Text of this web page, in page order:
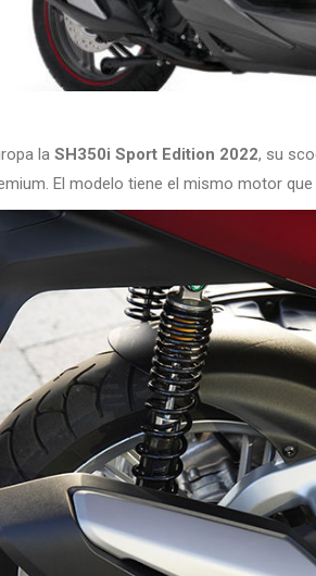
la SH350i Sport Edition 2022, su
El modelo tiene el mismo motor